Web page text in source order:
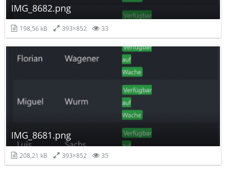
IMG_8682.png
198,56 kB 393×852 33
IMG_8681.png
208,21 kB 393×852 35